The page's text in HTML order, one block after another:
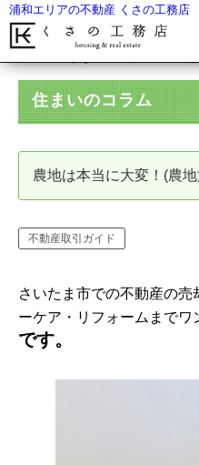
浦和エリアの不動産 くさの工務店
住まいのコラム
農地は本当に大変！(農
不動産取引ガイド
さいたま市での不動産の
ーケア・リフォームまでワ
です。